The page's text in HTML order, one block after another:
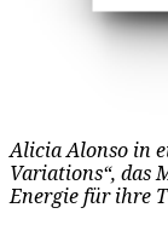
Alicia Alonso in
Variations“, das
Energie für ihre